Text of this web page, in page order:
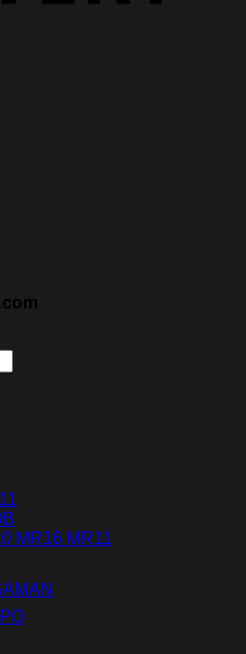
MR16 MR11